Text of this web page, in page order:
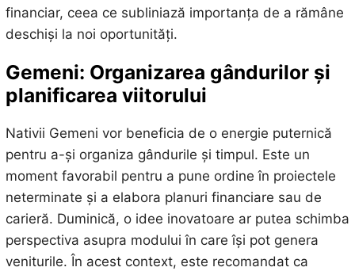
financiar, ceea ce subliniază importanța de a rămâne
deschiși la noi oportunități.
Gemeni: Organizarea gândurilor și
planificarea viitorului
Nativii Gemeni vor beneficia de o energie puternică
pentru a-și organiza gândurile și timpul. Este un
moment favorabil pentru a pune ordine în proiectele
neterminate și a elabora planuri financiare sau de
carieră. Duminică, o idee inovatoare ar putea schimba
perspectiva asupra modului în care își pot genera
veniturile. În acest context, este recomandat ca